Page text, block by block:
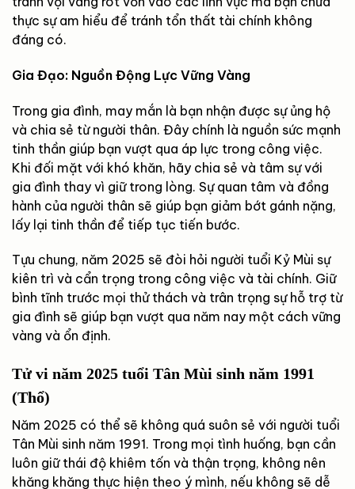
thực sự am hiểu để tránh tổn thất tài chính không
đáng có.
Gia Đạo: Nguồn Động Lực Vững Vàng
Trong gia đình, may mắn là bạn nhận được sự ủng hộ
và chia sẻ từ người thân. Đây chính là nguồn sức mạnh
tinh thần giúp bạn vượt qua áp lực trong công việc.
Khi đối mặt với khó khăn, hãy chia sẻ và tâm sự với
gia đình thay vì giữ trong lòng. Sự quan tâm và đồng
hành của người thân sẽ giúp bạn giảm bớt gánh nặng,
lấy lại tinh thần để tiếp tục tiến bước.
Tựu chung, năm 2025 sẽ đòi hỏi người tuổi Kỷ Mùi sự
kiên trì và cẩn trọng trong công việc và tài chính. Giữ
bình tĩnh trước mọi thử thách và trân trọng sự hỗ trợ từ
gia đình sẽ giúp bạn vượt qua năm nay một cách vững
vàng và ổn định.
Tử vi năm 2025 tuổi Tân Mùi sinh năm 1991
(Thổ)
Năm 2025 có thể sẽ không quá suôn sẻ với người tuổi
Tân Mùi sinh năm 1991. Trong mọi tình huống, bạn cần
luôn giữ thái độ khiêm tốn và thận trọng, không nên
khăng khăng thực hiện theo ý mình, nếu không sẽ dễ